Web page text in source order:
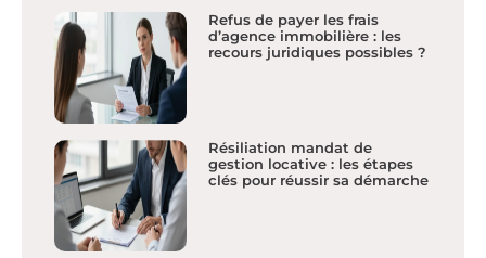
Refus de payer les frais
d’agence immobilière : les
recours juridiques possibles ?
Résiliation mandat de
gestion locative : les étapes
clés pour réussir sa démarche